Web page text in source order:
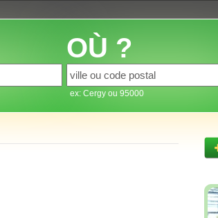
OÙ ?
ex: Cergy ou 95000